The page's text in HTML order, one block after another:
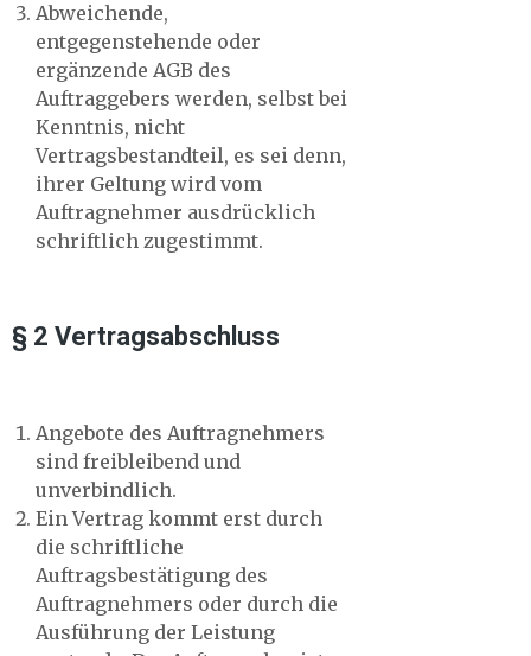
Abweichende,
entgegenstehende oder
ergänzende AGB des
Auftraggebers werden, selbst bei
Kenntnis, nicht
Vertragsbestandteil, es sei denn,
ihrer Geltung wird vom
Auftragnehmer ausdrücklich
schriftlich zugestimmt.
§ 2 Vertragsabschluss
Angebote des Auftragnehmers
sind freibleibend und
unverbindlich.
Ein Vertrag kommt erst durch
die schriftliche
Auftragsbestätigung des
Auftragnehmers oder durch die
Ausführung der Leistung